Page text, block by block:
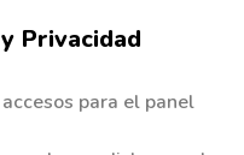
Privacidad
para el panel